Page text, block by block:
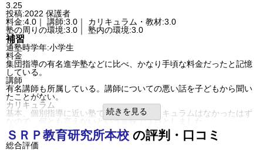
3.25
投稿:2022 保護者
料金:4.0｜ 講師:3.0｜ カリキュラム・教材:3.0
塾の周りの環境:3.0｜ 塾内の環境:3.0
補習
通塾時学年:小学生
料金
集団指導の有名進学塾などに比べ、かなり手頃な料金だったと記憶
している。
講師
有名講師も所属している。講師についての悪い話を子どもから聞い
たことがない。
カリキュラム
基本、個別指導に近い塾で、統一的なカリキュラムはなかったはず
なので、何とも言えないという意味で３点としました。
塾の周りの環境
とにかく自宅に近くて便利だったが、客観的に見てどこまで環境が
良いのか、よく分からないので３点としました。
続きを見る
ＳＲＰ教育研究所本校 の評判・口コミ
総合評価